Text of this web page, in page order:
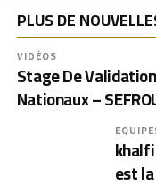
PLUS DE
VIDÉOS
Stage De
Nationaux –
est